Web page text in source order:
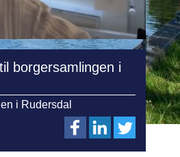
borgersamlingen i
i Rudersdal